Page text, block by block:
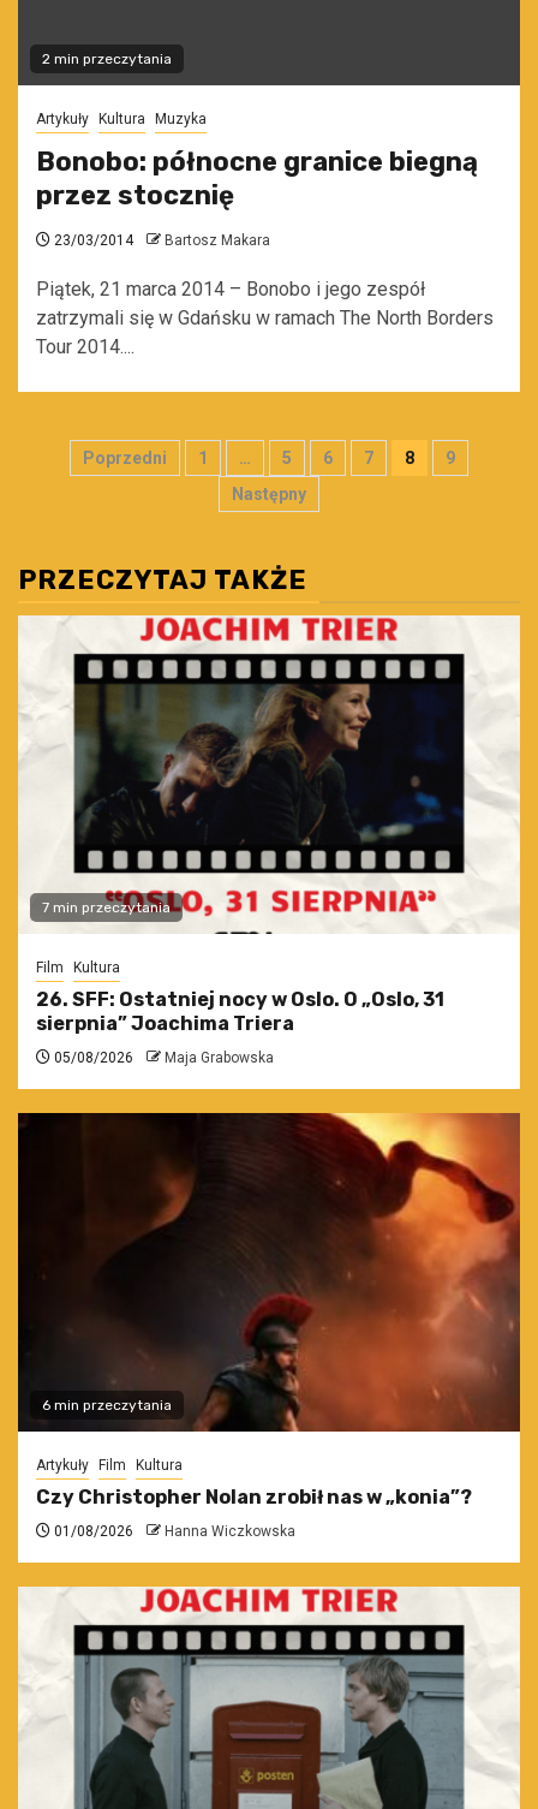
2 min przeczytania
Artykuły Kultura Muzyka
Bonobo: północne granice biegną
przez stocznię
23/03/2014 Bartosz Makara
Piątek, 21 marca 2014 – Bonobo i jego zespół
zatrzymali się w Gdańsku w ramach The North Borders
Tour 2014....
Stronicowanie
Poprzedni 1 … 5 6 7 8
9
Następny
PRZECZYTAJ TAKŻE
7 min przeczytania
Film Kultura
26. SFF: Ostatniej nocy w Oslo. O „Oslo, 31
sierpnia” Joachima Triera
05/08/2026 Maja Grabowska
6 min przeczytania
Artykuły Film Kultura
Czy Christopher Nolan zrobił nas w „konia”?
01/08/2026 Hanna Wiczkowska